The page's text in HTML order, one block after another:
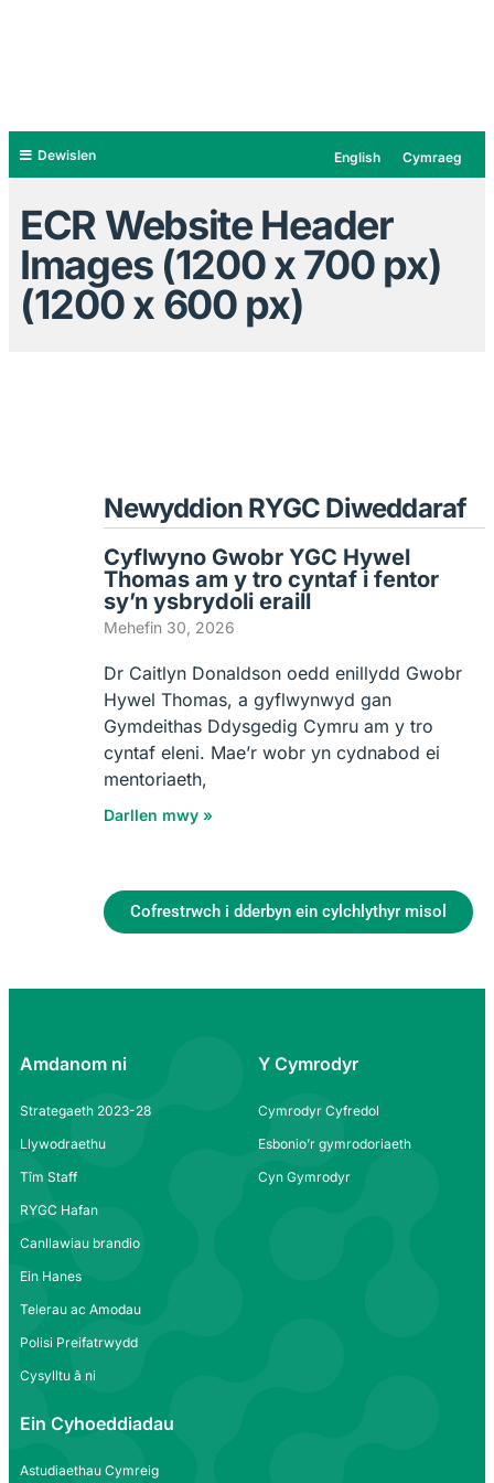
Dewislen English Cymraeg
ECR Website Header
Images (1200 x 700 px)
(1200 x 600 px)
Newyddion RYGC Diweddaraf
Cyflwyno Gwobr YGC Hywel
Thomas am y tro cyntaf i fentor
sy’n ysbrydoli eraill
Mehefin 30, 2026
Dr Caitlyn Donaldson oedd enillydd Gwobr
Hywel Thomas, a gyflwynwyd gan
Gymdeithas Ddysgedig Cymru am y tro
cyntaf eleni. Mae’r wobr yn cydnabod ei
mentoriaeth,
Darllen mwy »
Cofrestrwch i dderbyn ein cylchlythyr misol
Amdanom ni
Strategaeth 2023-28
Llywodraethu
Tîm Staff
RYGC Hafan
Canllawiau brandio
Ein Hanes
Telerau ac Amodau
Polisi Preifatrwydd
Cysylltu â ni
Y Cymrodyr
Cymrodyr Cyfredol
Esbonio’r gymrodoriaeth
Cyn Gymrodyr
Ein Cyhoeddiadau
Astudiaethau Cymreig